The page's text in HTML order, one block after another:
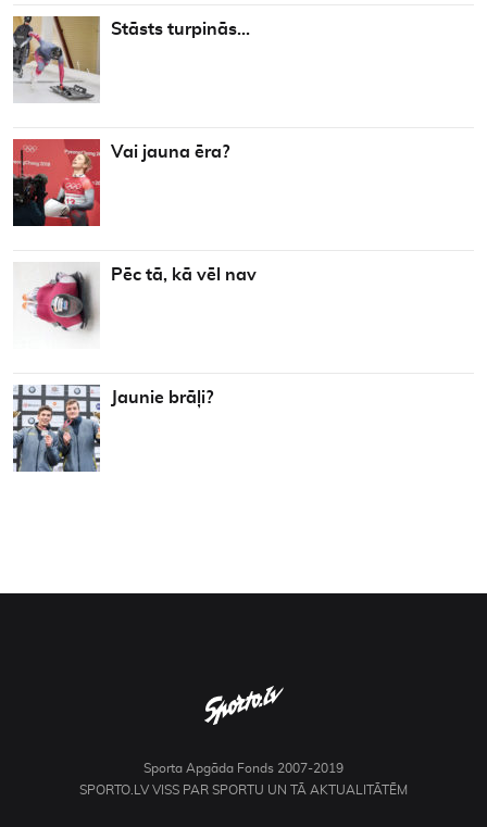
Stāsts turpinās…
Vai jauna ēra?
Pēc tā, kā vēl nav
Jaunie brāļi?
Sporta Apgāda Fonds 2007-2019
SPORTO.LV VISS PAR SPORTU UN TĀ AKTUALITĀTĒM